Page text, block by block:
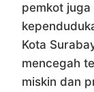
pemkot
Kota
mencegah
miskin dan